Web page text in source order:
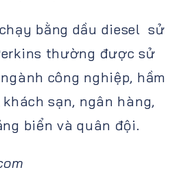
bằng dầu diesel sử
thường được sử
công nghiệp, hầm
sạn, ngân hàng,
biển và quân đội.